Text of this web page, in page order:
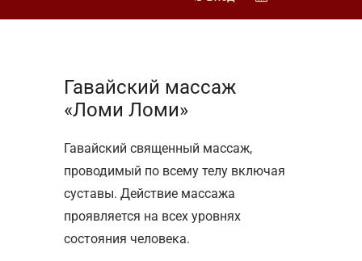
Гавайский массаж
«Ломи Ломи»
Гавайский священный массаж,
проводимый по всему телу включая
суставы. Действие массажа
проявляется на всех уровнях
состояния человека.